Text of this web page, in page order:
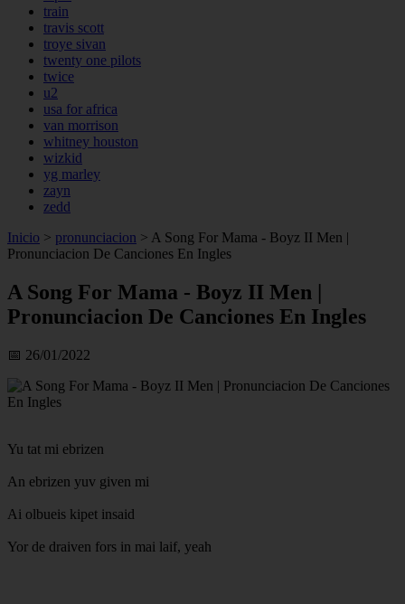
train
travis scott
troye sivan
twenty one pilots
twice
u2
usa for africa
van morrison
whitney houston
wizkid
yg marley
zayn
zedd
Inicio > pronunciacion > A Song For Mama - Boyz II Men |
Pronunciacion De Canciones En Ingles
A Song For Mama - Boyz II Men |
Pronunciacion De Canciones En Ingles
📅 26/01/2022
Yu tat mi ebrizen
An ebrizen yuv given mi
Ai olbueis kipet insaid
Yor de draiven fors in mai laif, yeah